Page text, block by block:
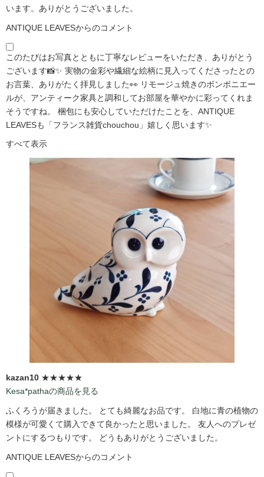
います。ありがとうございました。
ANTIQUE LEAVESからのコメント
このたびはお写真とともに丁寧なレビューをいただき、ありがとう
ございます📸✨ 実物の金彩や繊細な絵柄に見入ってくださったとの
お言葉、ありがたく拝見しました👀 リモージュ焼きのボンボニエー
ルが、アンティーク家具と調和してお部屋を華やかに彩ってくれま
そうですね。 梱包にも安心していただけたことを、ANTIQUE
LEAVESも「フランス雑貨chouchou」嬉しく思います✨
すべて表示
kazan10 ★★★★★
Kesa*pathaの商品を見る
ふくろうが届きました。 とても綺麗なお品です。 白地に青の植物の
模様が可愛くて購入できて良かったと思いました。 友人へのプレゼ
ントにするつもりです。 どうもありがとうございました。
ANTIQUE LEAVESからのコメント